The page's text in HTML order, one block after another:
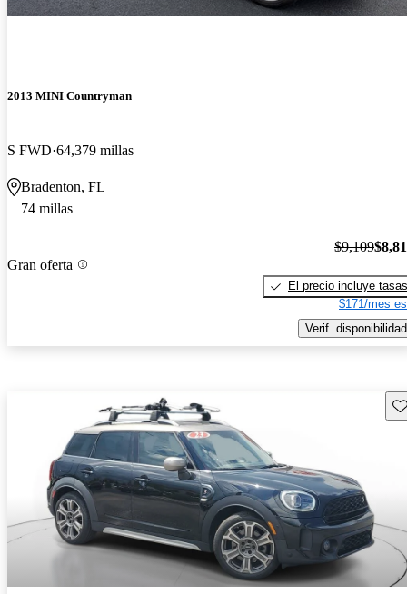
2013 MINI Countryman
S FWD 64,379 millas
Bradenton, FL
74 millas
Gran oferta
$9,109
El precio incluye tasas
$171/mes
Verif. disponibilidad